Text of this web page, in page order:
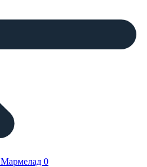
Мармелад 0